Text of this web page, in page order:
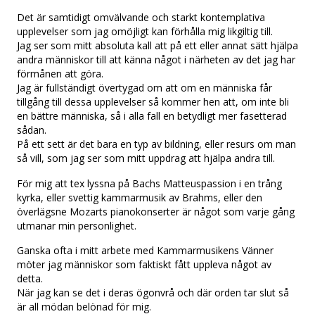
Det är samtidigt omvälvande och starkt kontemplativa
upplevelser som jag omöjligt kan förhålla mig likgiltig till.
Jag ser som mitt absoluta kall att på ett eller annat sätt hjälpa
andra människor till att känna något i närheten av det jag har
förmånen att göra.
Jag är fullständigt övertygad om att om en människa får
tillgång till dessa upplevelser så kommer hen att, om inte bli
en bättre människa, så i alla fall en betydligt mer fasetterad
sådan.
På ett sett är det bara en typ av bildning, eller resurs om man
så vill, som jag ser som mitt uppdrag att hjälpa andra till.
För mig att tex lyssna på Bachs Matteuspassion i en trång
kyrka, eller svettig kammarmusik av Brahms, eller den
överlägsne Mozarts pianokonserter är något som varje gång
utmanar min personlighet.
Ganska ofta i mitt arbete med Kammarmusikens Vänner
möter jag människor som faktiskt fått uppleva något av
detta.
När jag kan se det i deras ögonvrå och där orden tar slut så
är all mödan belönad för mig.